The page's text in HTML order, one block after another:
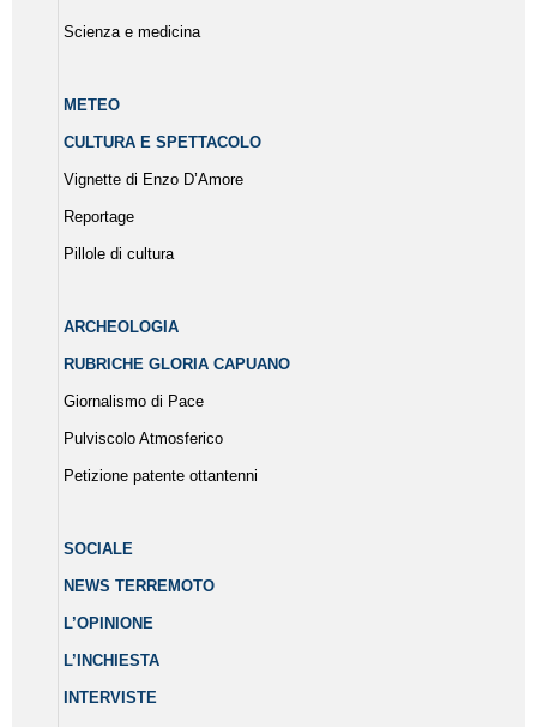
Scienza e medicina
METEO
CULTURA E SPETTACOLO
Vignette di Enzo D’Amore
Reportage
Pillole di cultura
ARCHEOLOGIA
RUBRICHE GLORIA CAPUANO
Giornalismo di Pace
Pulviscolo Atmosferico
Petizione patente ottantenni
SOCIALE
NEWS TERREMOTO
L’OPINIONE
L’INCHIESTA
INTERVISTE